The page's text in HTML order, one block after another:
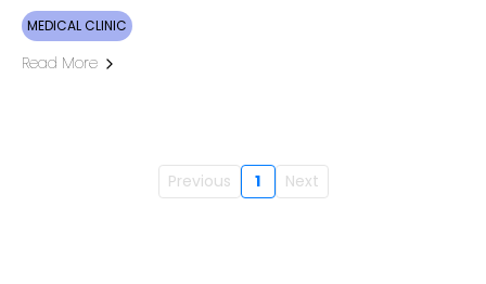
MEDICAL CLINIC
Read More
Previous 1 Next